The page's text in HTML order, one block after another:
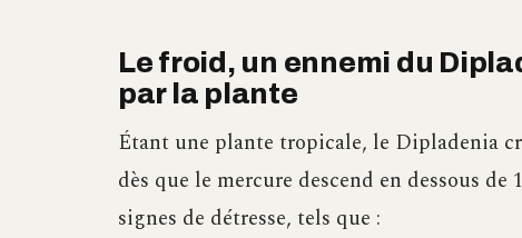
Le froid, un ennemi du
par la plante
Étant une plante tropicale, le Dipladenia
dès que le mercure descend en dessous
signes de détresse, tels que :